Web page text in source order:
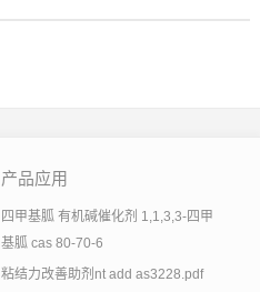
产品应用
四甲基胍 有机碱催化剂 1,1,3,3-四甲
基胍 cas 80-70-6
粘结力改善助剂nt add as3228.pdf